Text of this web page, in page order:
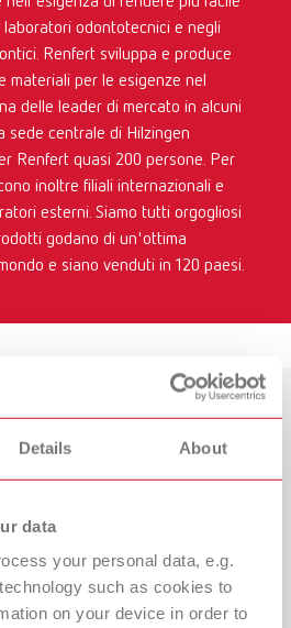
Details About
data
your personal data, e.g.
such as cookies to
on your device in order to
odontotecnici e negli
Renfert sviluppa e produce
materiali per le esigenze nel
delle leader di mercato in alcuni
sede centrale di Hilzingen
Renfert quasi 200 persone. Per
inoltre filiali internazionali e
esterni. Siamo tutti orgogliosi
godano di un'ottima
e siano venduti in 120 paesi.